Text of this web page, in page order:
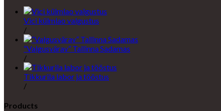
Vici külmlao valgustus
/
“Valgusvärav” Tallinna Sadamas
/
Tikkurila labor ja tööstus
/
Products